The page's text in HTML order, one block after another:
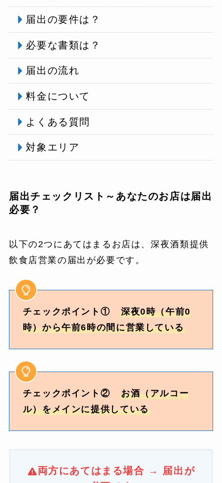
届出の要件は？
必要な書類は？
届出の流れ
料金について
よくある質問
対象エリア
届出チェックリスト～あなたのお店は届出
必要？
以下の2つにあてはまるお店は、深夜酒類提供
飲食店営業の届出が必要です。
チェックポイント① 深夜0時（午前0
時）から午前6時の間に営業している
チェックポイント② お酒（アルコー
ル）をメインに提供している
両方にあてはまる場合 → 届出が